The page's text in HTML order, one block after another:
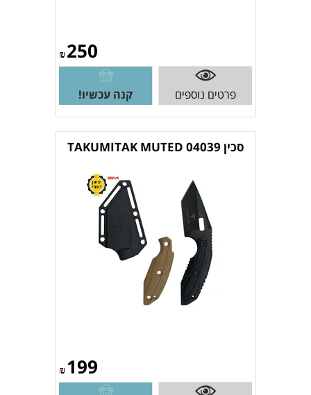
₪250
פרטים נוספים קנה עכשיו!
סכין 04039 TAKUMITAK MUTED
₪199